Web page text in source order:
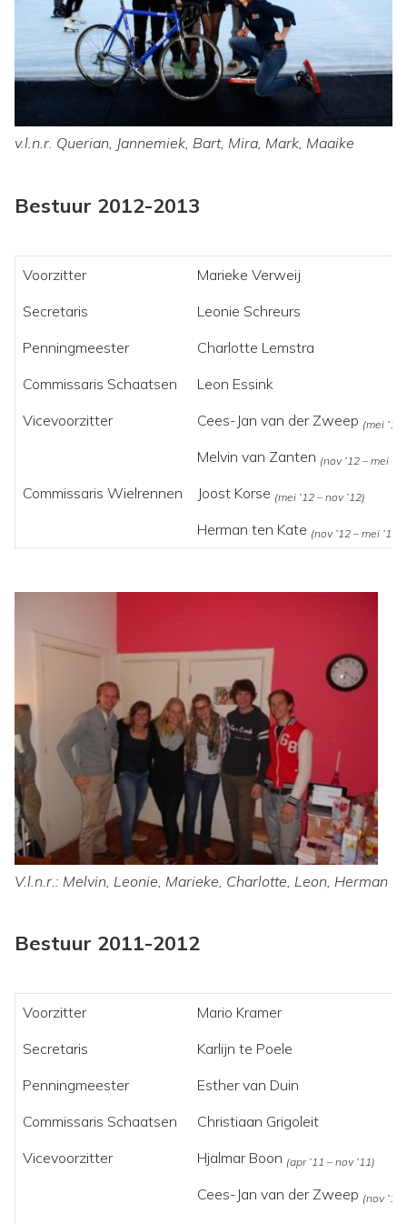
v.l.n.r. Querian, Jannemiek, Bart, Mira, Mark, Maaike
Bestuur 2012-2013
Voorzitter
Marieke Verweij
Secretaris
Leonie Schreurs
Penningmeester
Charlotte Lemstra
Commissaris Schaatsen
Leon Essink
Vicevoorzitter
Cees-Jan van der Zweep (mei ’12
Melvin van Zanten (nov ’12 – mei
Commissaris Wielrennen Joost Korse (mei ’12 – nov ’12)
Herman ten Kate (nov ’12 – mei ’13)
V.l.n.r.: Melvin, Leonie, Marieke, Charlotte, Leon, Herman
Bestuur 2011-2012
Voorzitter
Mario Kramer
Secretaris
Karlijn te Poele
Penningmeester
Esther van Duin
Commissaris Schaatsen
Christiaan Grigoleit
Vicevoorzitter
Hjalmar Boon (apr ’11 – nov ’11)
Cees-Jan van der Zweep (nov ’11